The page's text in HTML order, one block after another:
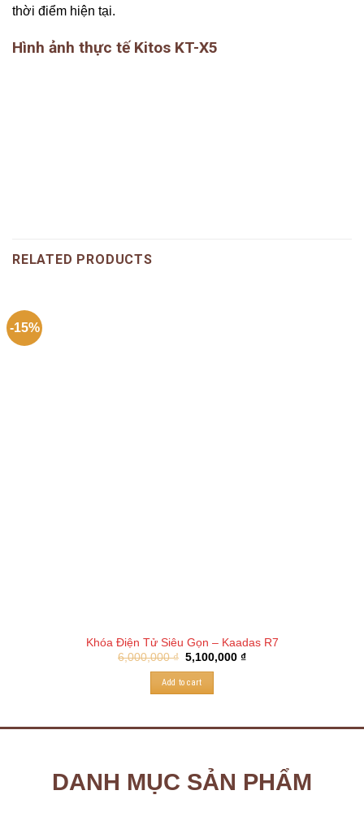
thời điểm hiện tại.
Hình ảnh thực tế Kitos KT-X5
RELATED PRODUCTS
-15%
Khóa Điện Tử Siêu Gọn – Kaadas R7
6,000,000₫ 5,100,000₫
Add to cart
DANH MỤC SẢN PHẨM